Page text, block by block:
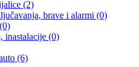
(2)
brave i alarmi (0)
(0)
inastalacije (0)
(6)